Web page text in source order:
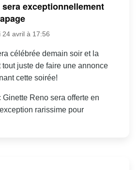
exceptionnellement
24 avril à 17:56
célébrée demain soir et la
juste de faire une annonce
cette soirée!
Ginette Reno sera offerte en
rarissime pour